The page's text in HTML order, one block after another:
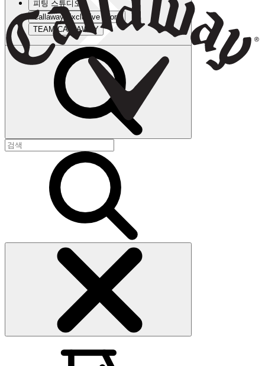
피팅 스튜디오
Callaway Exclusive Store
TEAM CALLAWAY